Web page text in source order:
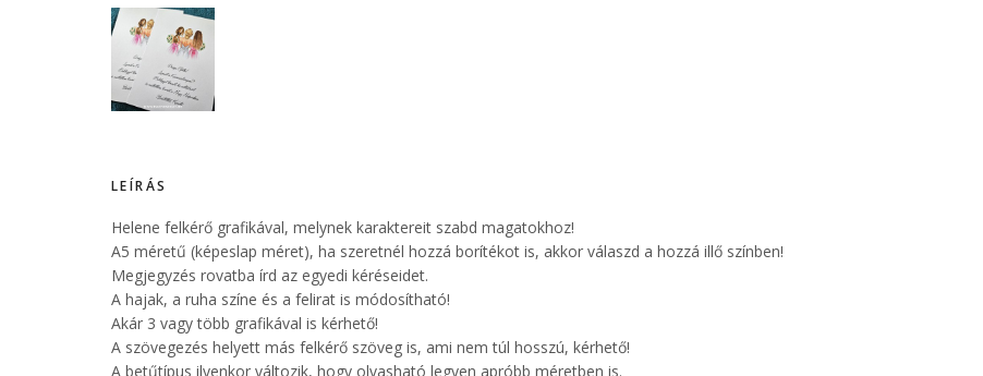
LEÍRÁS
Helene felkérő grafikával, melynek karaktereit szabd magatokhoz!
A5 méretű (képeslap méret), ha szeretnél hozzá borítékot is, akkor válaszd a hozzá illő színben!
Megjegyzés rovatba írd az egyedi kéréseidet.
A hajak, a ruha színe és a felirat is módosítható!
Akár 3 vagy több grafikával is kérhető!
A szövegezés helyett más felkérő szöveg is, ami nem túl hosszú, kérhető!
A betűtípus ilyenkor változik, hogy olvasható legyen apróbb méretben is.